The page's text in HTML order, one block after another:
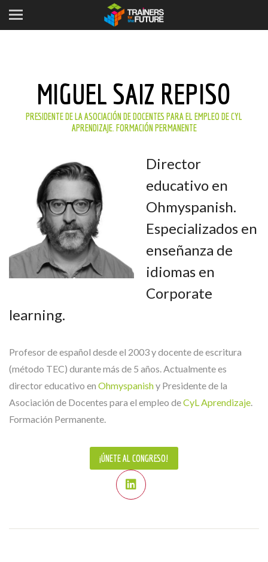
MIGUEL SAIZ REPISO
PRESIDENTE DE LA ASOCIACIÓN DE DOCENTES PARA EL EMPLEO DE CYL
APRENDIZAJE. FORMACIÓN PERMANENTE
Director
educativo en
Ohmyspanish.
Especializados en
enseñanza de
idiomas en
Corporate
learning.
Profesor de español desde el 2003 y docente de escritura
(método TEC) durante más de 5 años. Actualmente es
director educativo en Ohmyspanishy Presidente de la
Asociación de Docentes para el empleo deCyL Aprendizaje.
Formación Permanente.
¡ÚNETE AL CONGRESO!